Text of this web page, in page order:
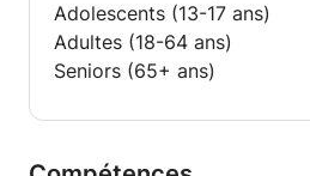
Adolescents (13-17 ans)
Adultes (18-64 ans)
Seniors (65+ ans)